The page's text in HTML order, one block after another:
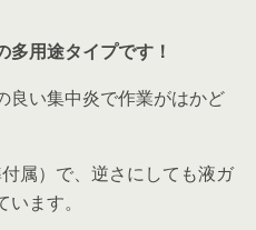
多用途タイプです！
良い集中炎で作業がはかど
属）で、逆さにしても液ガ
ます。